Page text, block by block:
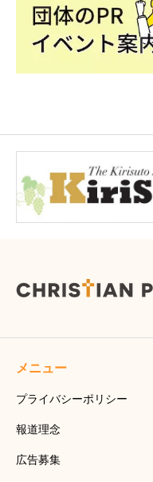
メニュー
プライバシーポリシー
報道理念
広告募集